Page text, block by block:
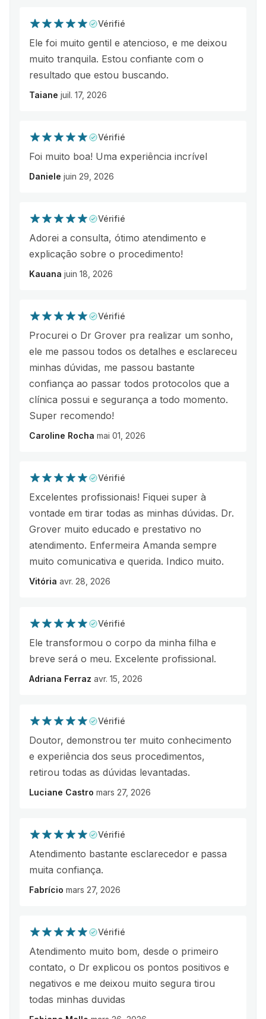
Vérifié
Ele foi muito gentil e atencioso, e me deixou
muito tranquila. Estou confiante com o
resultado que estou buscando.
Taiane juil. 17, 2026
Vérifié
Foi muito boa! Uma experiência incrível
Daniele juin 29, 2026
Vérifié
Adorei a consulta, ótimo atendimento e
explicação sobre o procedimento!
Kauana juin 18, 2026
Vérifié
Procurei o Dr Grover pra realizar um sonho,
ele me passou todos os detalhes e esclareceu
minhas dúvidas, me passou bastante
confiança ao passar todos protocolos que a
clínica possui e segurança a todo momento.
Super recomendo!
Caroline Rocha mai 01, 2026
Vérifié
Excelentes profissionais! Fiquei super à
vontade em tirar todas as minhas dúvidas. Dr.
Grover muito educado e prestativo no
atendimento. Enfermeira Amanda sempre
muito comunicativa e querida. Indico muito.
Vitória avr. 28, 2026
Vérifié
Ele transformou o corpo da minha filha e
breve será o meu. Excelente profissional.
Adriana Ferraz avr. 15, 2026
Vérifié
Doutor, demonstrou ter muito conhecimento
e experiência dos seus procedimentos,
retirou todas as dúvidas levantadas.
Luciane Castro mars 27, 2026
Vérifié
Atendimento bastante esclarecedor e passa
muita confiança.
Fabrício mars 27, 2026
Vérifié
Atendimento muito bom, desde o primeiro
contato, o Dr explicou os pontos positivos e
negativos e me deixou muito segura tirou
todas minhas duvidas